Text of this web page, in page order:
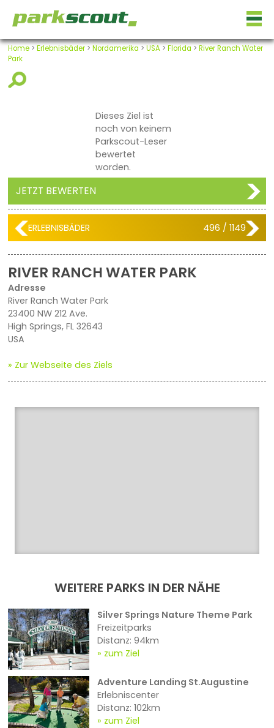
Home> Erlebnisbäder> Nordamerika > USA> Florida > River Ranch Water
Park
Dieses Ziel ist
noch von keinem
Parkscout-Leser
bewertet
worden.
JETZT BEWERTEN
ERLEBNISBÄDER 496 / 1149
RIVER RANCH WATER PARK
Adresse
River Ranch Water Park
23400 NW 212 Ave.
High Springs, FL 32643
USA
» Zur Webseite des Ziels
WEITERE PARKS IN DER NÄHE
Silver Springs Nature Theme Park
Freizeitparks
Distanz: 94km
zum Ziel
Adventure Landing St.Augustine
Erlebniscenter
Distanz: 102km
zum Ziel